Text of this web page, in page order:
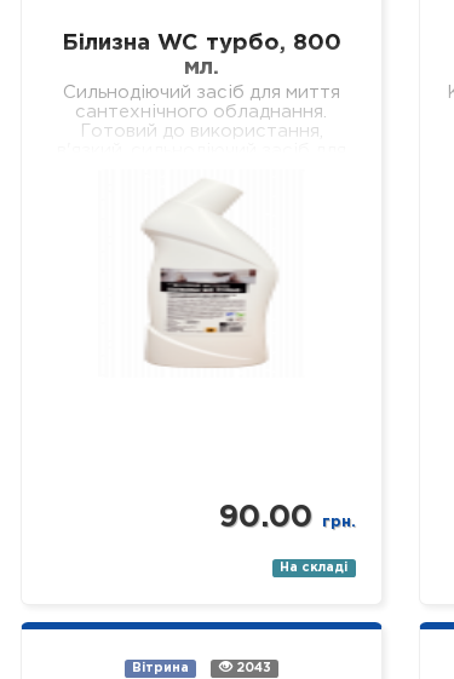
Білизна WC турбо, 800
мл.
Сильнодіючий засіб для миття
сантехнічного обладнання.
Готовий до використання,
видалення сечового каменю,
кальцієвих та вапняних
відкладень з внутрішніх
поверхонь…
90.00 грн.
На складі
Вітрина 2043